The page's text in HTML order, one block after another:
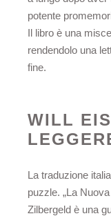
potente
Il libro è una
rendendolo una
fine.
WILL
La traduzione
puzzle. „La
Zilbergeld è una